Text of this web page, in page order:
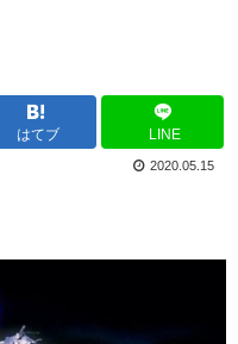
はてブ LINE
2020.05.15